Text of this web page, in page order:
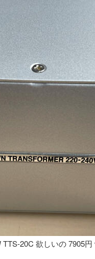
20C 欲しいの 7905円